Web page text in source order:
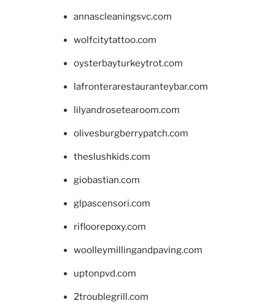
annascleaningsvc.com
wolfcitytattoo.com
oysterbayturkeytrot.com
lafronterarestauranteybar.com
lilyandrosetearoom.com
olivesburgberrypatch.com
theslushkids.com
giobastian.com
glpascensori.com
rifloorepoxy.com
woolleymillingandpaving.com
uptonpvd.com
2troublegrill.com